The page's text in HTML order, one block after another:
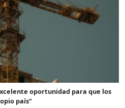
oportunidad para que los
país”